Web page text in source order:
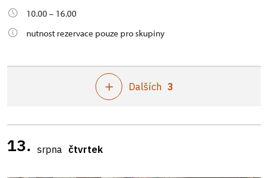
10.00 – 16.00
nutnost rezervace pouze pro skupiny
Dalších 3
13. srpna čtvrtek